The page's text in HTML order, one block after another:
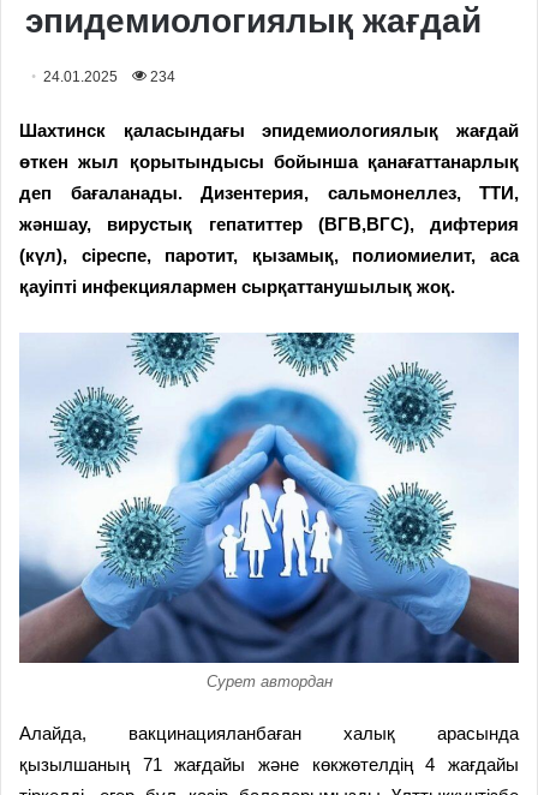
эпидемиологиялық жағдай
24.01.2025 234
Шахтинск қаласындағы эпидемиологиялық жағдай
өткен жыл қорытындысы бойынша қанағаттанарлық
деп бағаланады. Дизентерия, сальмонеллез, ТТИ,
жәншау, вирустық гепатиттер (ВГВ,ВГС), дифтерия
(күл), сіреспе, паротит, қызамық, полиомиелит, аса
қауіпті инфекциялармен сырқаттанушылық жоқ.
Сурет автордан
Алайда, вакцинацияланбаған халық арасында
қызылшаның 71 жағдайы және көкжөтелдің 4 жағдайы